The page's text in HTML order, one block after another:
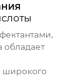
обладает
широкого